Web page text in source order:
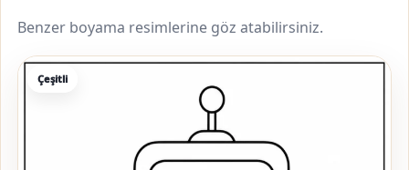
Benzer boyama resimlerine göz atabilirsiniz.
Çeşitli